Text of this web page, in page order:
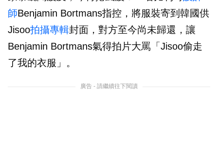
師Benjamin Bortmans指控，將服裝寄到韓國供
Jisoo拍攝專輯封面，對方至今尚未歸還，讓
Benjamin Bortmans氣得拍片大罵「Jisoo偷走
了我的衣服」。
廣告 - 請繼續往下閱讀